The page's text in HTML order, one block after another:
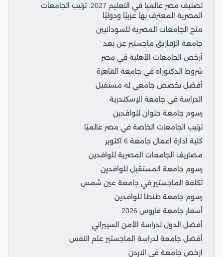
تصنيف مصر عالميا في التعليم 2027: ترتيب الجامعات
المصرية المعترف بها عربيًا ودوليًا
منح الجامعات المصرية للسودانيين
جامعة الزقازيق ماجستير عن بعد
أرخص الجامعات الأهلية في مصر
شروط الدكتوراه في جامعة القاهرة
أفضل تخصص جامعي له مستقبل
الدراسة في جامعة الإسكندرية
رسوم جامعة حلوان للوافدين
ترتيب الجامعات الخاصة في مصر عالميًا
كلية ادارة اعمال جامعة 6 اكتوبر
مصاريف الجامعات المصرية للوافدين
رسوم جامعة المستقبل للوافدين
تكلفة الماجستير في جامعة عين شمس
رسوم جامعة طنطا للوافدين
أسعار جامعة فاروس 2026
أفضل الدول لدراسة الأمن السيبراني
أفضل جامعة لدراسة الماجستير علم النفس
ارخص جامعة في الاردن